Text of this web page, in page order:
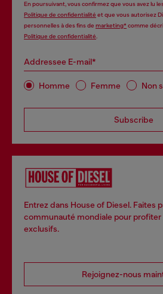
En poursuivant, vous confirmez que vous avez lu
Politique de confidentialité et que vous autorisez
personnelles à des fins de marketing*comme
Politique de confidentialité
Addressee E-mail*
Homme Femme Non
Subscribe
Entrez dans House of Diesel. Faites
communauté mondiale pour profiter
exclusifs.
Rejoignez-nous